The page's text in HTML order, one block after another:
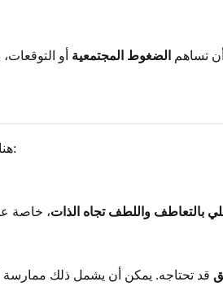
تساهم الضغوط المجتمعية أو التوقعات،
أثناء استكشاف هويتك. ضع في اعتبارك هذه الاستراتيجيات:
بالتعاطف واللطف تجاه الذات، خاصة
قد تحتاجه. يمكن أن يشمل ذلك ممارسة